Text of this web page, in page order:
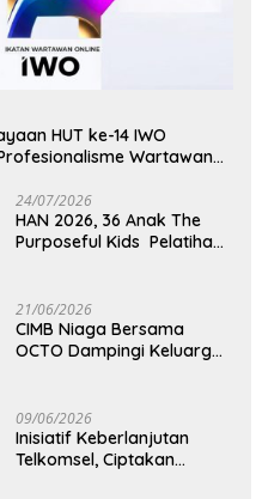
HUT ke-14 IWO
Wartawan
24/07/2026
HAN 2026, 36 Anak The
Purposeful Kids Pelatihan
21/06/2026
CIMB Niaga Bersama
OCTO Dampingi Keluarga
09/06/2026
Inisiatif Keberlanjutan
Telkomsel, Ciptakan